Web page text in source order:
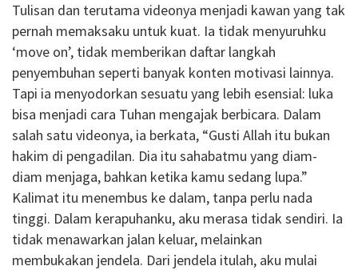
Tulisan dan terutama videonya menjadi kawan yang tak
pernah memaksaku untuk kuat. Ia tidak menyuruhku
‘move on’, tidak memberikan daftar langkah
penyembuhan seperti banyak konten motivasi lainnya.
Tapi ia menyodorkan sesuatu yang lebih esensial: luka
bisa menjadi cara Tuhan mengajak berbicara. Dalam
salah satu videonya, ia berkata, “Gusti Allah itu bukan
hakim di pengadilan. Dia itu sahabatmu yang diam-
diam menjaga, bahkan ketika kamu sedang lupa.”
Kalimat itu menembus ke dalam, tanpa perlu nada
tinggi. Dalam kerapuhanku, aku merasa tidak sendiri. Ia
tidak menawarkan jalan keluar, melainkan
membukakan jendela. Dari jendela itulah, aku mulai